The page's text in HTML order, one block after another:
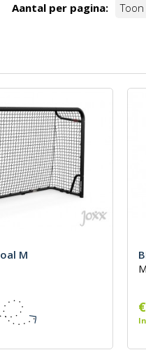
Aantal per pagina: Toon
M